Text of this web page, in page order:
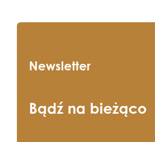
Newsletter
Bądź na bieżąco